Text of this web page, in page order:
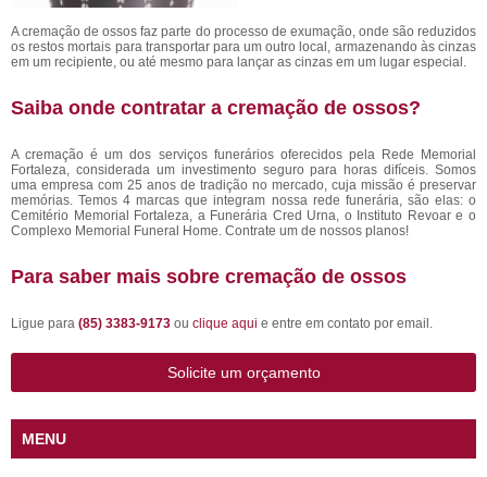
A cremação de ossos faz parte do processo de exumação, onde são reduzidos
os restos mortais para transportar para um outro local, armazenando às cinzas
em um recipiente, ou até mesmo para lançar as cinzas em um lugar especial.
Saiba onde contratar a cremação de ossos?
A cremação é um dos serviços funerários oferecidos pela Rede Memorial
Fortaleza, considerada um investimento seguro para horas difíceis. Somos
uma empresa com 25 anos de tradição no mercado, cuja missão é preservar
memórias. Temos 4 marcas que integram nossa rede funerária, são elas: o
Cemitério Memorial Fortaleza, a Funerária Cred Urna, o Instituto Revoar e o
Complexo Memorial Funeral Home. Contrate um de nossos planos!
Para saber mais sobre cremação de ossos
Ligue para (85) 3383-9173 ou clique aqui e entre em contato por email.
Solicite um orçamento
MENU